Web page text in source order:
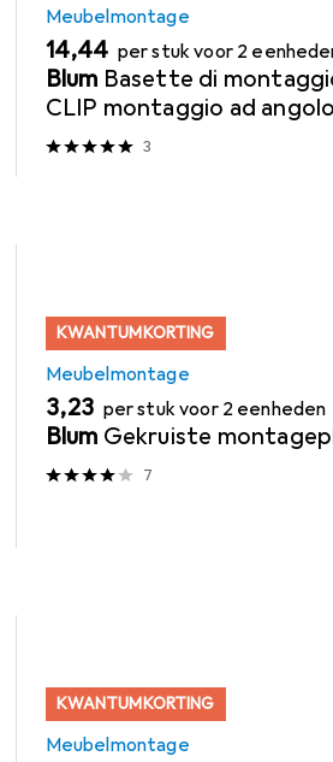
Meubelmontage
EUR
14,44 per stuk voor 2
Blum Basette di
CLIP montaggio ad angolo
3
KWANTUMKORTING
Meubelmontage
EUR
3,23 per stuk voor 2 eenheden
Blum Gekruiste
7
KWANTUMKORTING
Meubelmontage